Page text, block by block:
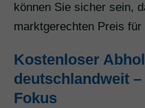
können Sie sicher sein,
marktgerechten Preis
Kostenloser
deutschlandweit
Fokus